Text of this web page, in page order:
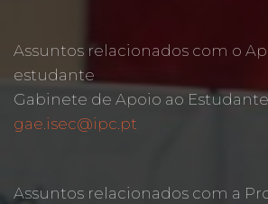
Assuntos relacionados com o
estudante
Gabinete de Apoio ao Estudante
gae.isec@ipc.pt
Assuntos relacionados com a